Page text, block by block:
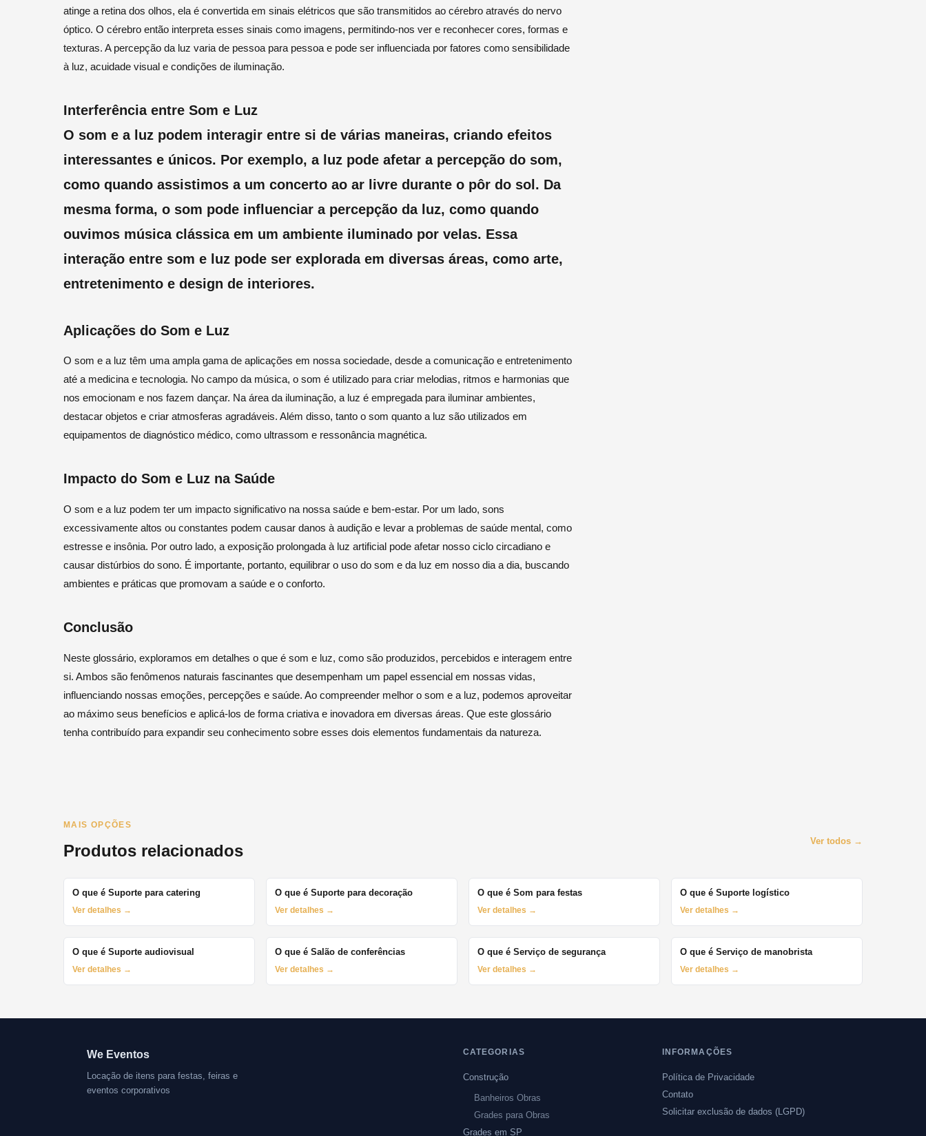
atinge a retina dos olhos, ela é convertida em sinais elétricos que são transmitidos ao cérebro através do nervo
óptico. O cérebro então interpreta esses sinais como imagens, permitindo-nos ver e reconhecer cores, formas e
texturas. A percepção da luz varia de pessoa para pessoa e pode ser influenciada por fatores como sensibilidade
à luz, acuidade visual e condições de iluminação.
Interferência entre Som e Luz
O som e a luz podem interagir entre si de várias maneiras, criando efeitos
interessantes e únicos. Por exemplo, a luz pode afetar a percepção do som,
como quando assistimos a um concerto ao ar livre durante o pôr do sol. Da
mesma forma, o som pode influenciar a percepção da luz, como quando
ouvimos música clássica em um ambiente iluminado por velas. Essa
interação entre som e luz pode ser explorada em diversas áreas, como arte,
entretenimento e design de interiores.
Aplicações do Som e Luz
O som e a luz têm uma ampla gama de aplicações em nossa sociedade, desde a comunicação e entretenimento
até a medicina e tecnologia. No campo da música, o som é utilizado para criar melodias, ritmos e harmonias que
nos emocionam e nos fazem dançar. Na área da iluminação, a luz é empregada para iluminar ambientes,
destacar objetos e criar atmosferas agradáveis. Além disso, tanto o som quanto a luz são utilizados em
equipamentos de diagnóstico médico, como ultrassom e ressonância magnética.
Impacto do Som e Luz na Saúde
O som e a luz podem ter um impacto significativo na nossa saúde e bem-estar. Por um lado, sons
excessivamente altos ou constantes podem causar danos à audição e levar a problemas de saúde mental, como
estresse e insônia. Por outro lado, a exposição prolongada à luz artificial pode afetar nosso ciclo circadiano e
causar distúrbios do sono. É importante, portanto, equilibrar o uso do som e da luz em nosso dia a dia, buscando
ambientes e práticas que promovam a saúde e o conforto.
Conclusão
Neste glossário, exploramos em detalhes o que é som e luz, como são produzidos, percebidos e interagem entre
si. Ambos são fenômenos naturais fascinantes que desempenham um papel essencial em nossas vidas,
influenciando nossas emoções, percepções e saúde. Ao compreender melhor o som e a luz, podemos aproveitar
ao máximo seus benefícios e aplicá-los de forma criativa e inovadora em diversas áreas. Que este glossário
tenha contribuído para expandir seu conhecimento sobre esses dois elementos fundamentais da natureza.
MAIS OPÇÕES
Produtos relacionados Ver todos →
O que é Suporte para catering
Ver detalhes →
O que é Suporte para decoração
Ver detalhes →
O que é Som para festas
Ver detalhes →
O que é Suporte logístico
Ver detalhes →
O que é Suporte audiovisual
Ver detalhes →
O que é Salão de conferências
Ver detalhes →
O que é Serviço de segurança
Ver detalhes →
O que é Serviço de manobrista
Ver detalhes →
We Eventos
Locação de itens para festas, feiras e
eventos corporativos
CATEGORIAS
Construção
Banheiros Obras
Grades para Obras
Grades em SP
INFORMAÇÕES
Política de Privacidade
Contato
Solicitar exclusão de dados (LGPD)